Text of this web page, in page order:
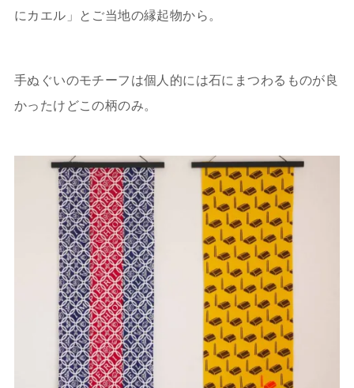
にカエル」とご当地の縁起物から。
手ぬぐいのモチーフは個人的には石にまつわるものが良
かったけどこの柄のみ。